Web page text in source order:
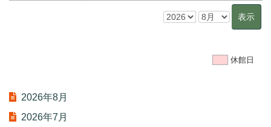
休館日
2026年8月
2026年7月